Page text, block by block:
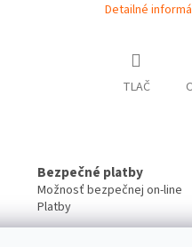
Detailné
TLAČ
Bezpečné platby
Možnosť bezpečnej on-line
Platby